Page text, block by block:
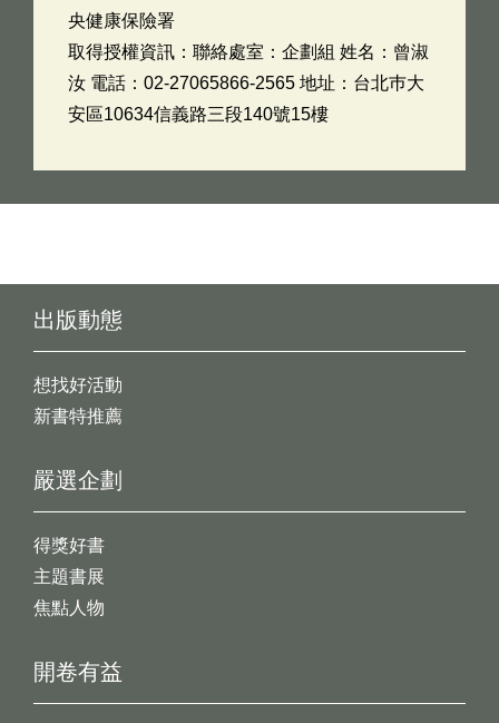
央健康保險署
取得授權資訊：聯絡處室：企劃組 姓名：曾淑
汝 電話：02-27065866-2565 地址：台北巿大
安區10634信義路三段140號15樓
出版動態
想找好活動
新書特推薦
開卷有益
嚴選企劃
得獎好書
主題書展
焦點人物